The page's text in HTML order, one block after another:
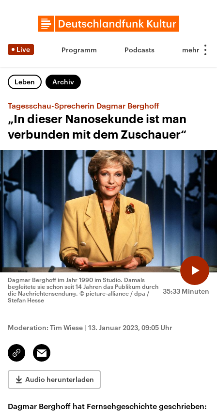
Live Programm Podcasts
Leben Archiv
Tagesschau-Sprecherin Dagmar Berghoff
„In dieser Nanosekunde ist man
verbunden mit dem Zuschauer“
35:33 Minuten
Dagmar Berghoff im Jahr 1990 im Studio. Damals
begleitete sie schon seit 14 Jahren das Publikum durch
die Nachrichtensendung. © picture-alliance / dpa /
Stefan Hesse
Moderation: Tim Wiese | 13. Januar 2023, 09:05 Uhr
Link
kopieren/teilen
Email
Audio herunterladen
Dagmar Berghoff hat Fernsehgeschichte geschrieben: